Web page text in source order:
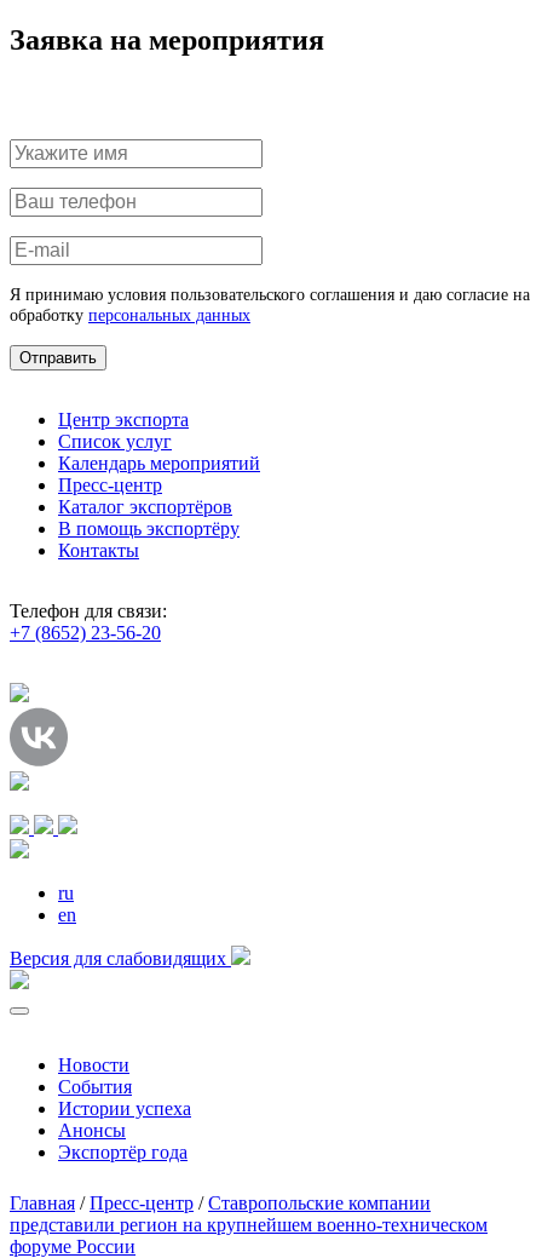
Заявка на мероприятия
Я принимаю условия пользовательского соглашения и даю согласие на
обработку персональных данных
Отправить
Центр экспорта
Список услуг
Календарь мероприятий
Пресс-центр
Каталог экспортёров
В помощь экспортёру
Контакты
Телефон для связи:
+7 (8652) 23-56-20
ru
en
Версия для слабовидящих
Новости
События
Истории успеха
Анонсы
Экспортёр года
Главная /Пресс-центр /Ставропольские компании
представили регион на крупнейшем военно-техническом
форуме России